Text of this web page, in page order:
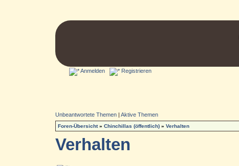
Anmelden Registrieren
Unbeantwortete Themen| Aktive Themen
Foren-Übersicht» Chinchillas (öffentlich)» Verhalten
Verhalten